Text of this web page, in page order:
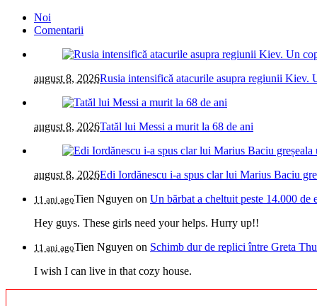
Noi
Comentarii
august 8, 2026Rusia intensifică atacurile asupra regiunii Kiev.
august 8, 2026Tatăl lui Messi a murit la 68 de ani
august 8, 2026Edi Iordănescu i-a spus clar lui Marius Baciu
11 ani agoTien Nguyen on Un bărbat a cheltuit peste 14.000 de
Hey guys. These girls need your helps. Hurry up!!
11 ani agoTien Nguyen on Schimb dur de replici între Greta
I wish I can live in that cozy house.